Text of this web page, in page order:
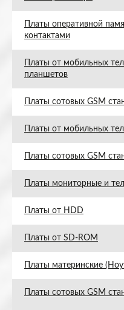
Платы оперативной
контактами
Платы от мобильных
планшетов
Платы сотовых GSM
Платы от мобильных
Платы сотовых GSM
Платы мониторные и
Платы от HDD
Платы от SD-ROM
Платы материнские
Платы сотовых GSM